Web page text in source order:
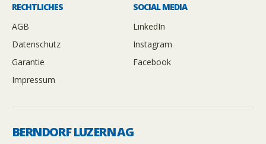
RECHTLICHES
AGB
Datenschutz
Garantie
Impressum
SOCIAL MEDIA
LinkedIn
Instagram
Facebook
BERNDORF LUZERN AG